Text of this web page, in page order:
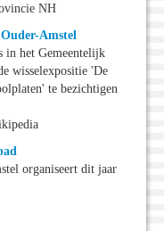
NH
Amstel
in het Gemeentelijk
wisselexpositie 'De
te bezichtigen
organiseert dit jaar